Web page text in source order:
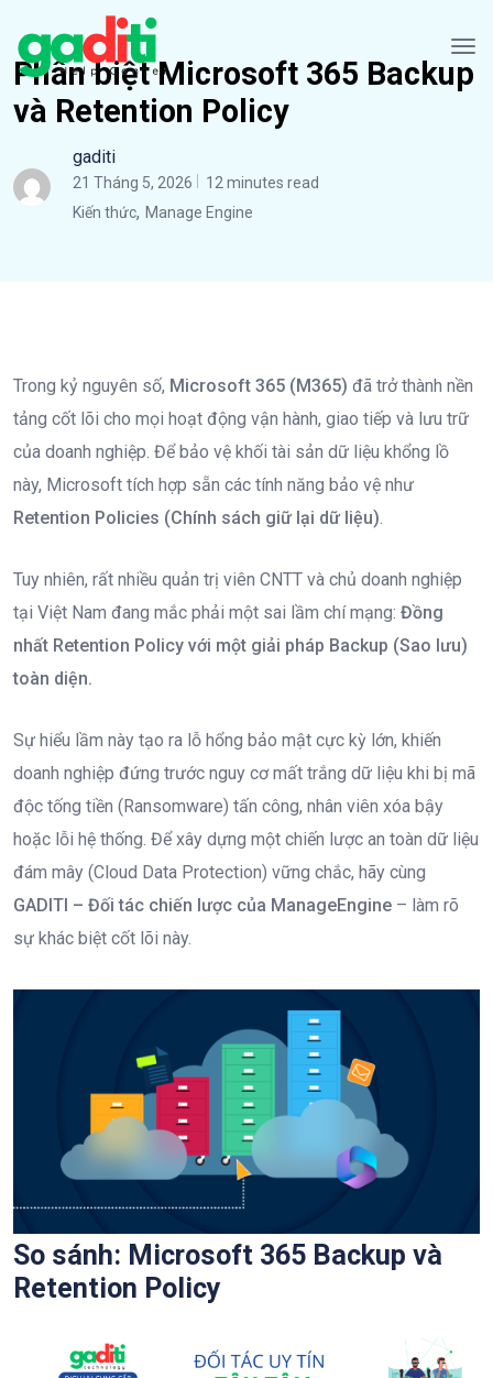
Phân biệt Microsoft 365 Backup
và Retention Policy
gaditi
21 Tháng 5, 2026
12 minutes read
Kiến thức, Manage Engine
Trong kỷ nguyên số, Microsoft 365 (M365) đã trở thành nền
tảng cốt lõi cho mọi hoạt động vận hành, giao tiếp và lưu trữ
của doanh nghiệp. Để bảo vệ khối tài sản dữ liệu khổng lồ
này, Microsoft tích hợp sẵn các tính năng bảo vệ như
Retention Policies (Chính sách giữ lại dữ liệu).
Tuy nhiên, rất nhiều quản trị viên CNTT và chủ doanh nghiệp
tại Việt Nam đang mắc phải một sai lầm chí mạng: Đồng
nhất Retention Policy với một giải pháp Backup (Sao lưu)
toàn diện.
Sự hiểu lầm này tạo ra lỗ hổng bảo mật cực kỳ lớn, khiến
doanh nghiệp đứng trước nguy cơ mất trắng dữ liệu khi bị mã
độc tống tiền (Ransomware) tấn công, nhân viên xóa bậy
hoặc lỗi hệ thống. Để xây dựng một chiến lược an toàn dữ liệu
đám mây (Cloud Data Protection) vững chắc, hãy cùng
GADITI – Đối tác chiến lược của ManageEngine – làm rõ
sự khác biệt cốt lõi này.
So sánh: Microsoft 365 Backup và
Retention Policy